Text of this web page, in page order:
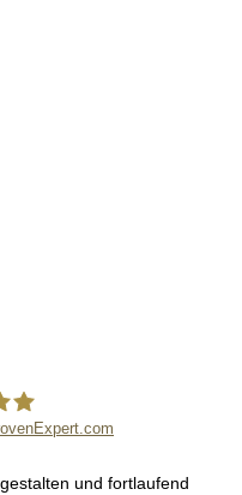
und fortlaufend